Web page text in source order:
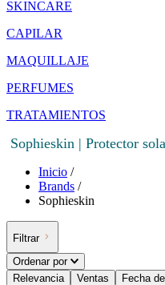
SKINCARE
CAPILAR
MAQUILLAJE
PERFUMES
TRATAMIENTOS
Sophieskin | Protector
Inicio /
Brands /
Sophieskin
Filtrar
Ordenar por
Relevancia
Ventas Fecha